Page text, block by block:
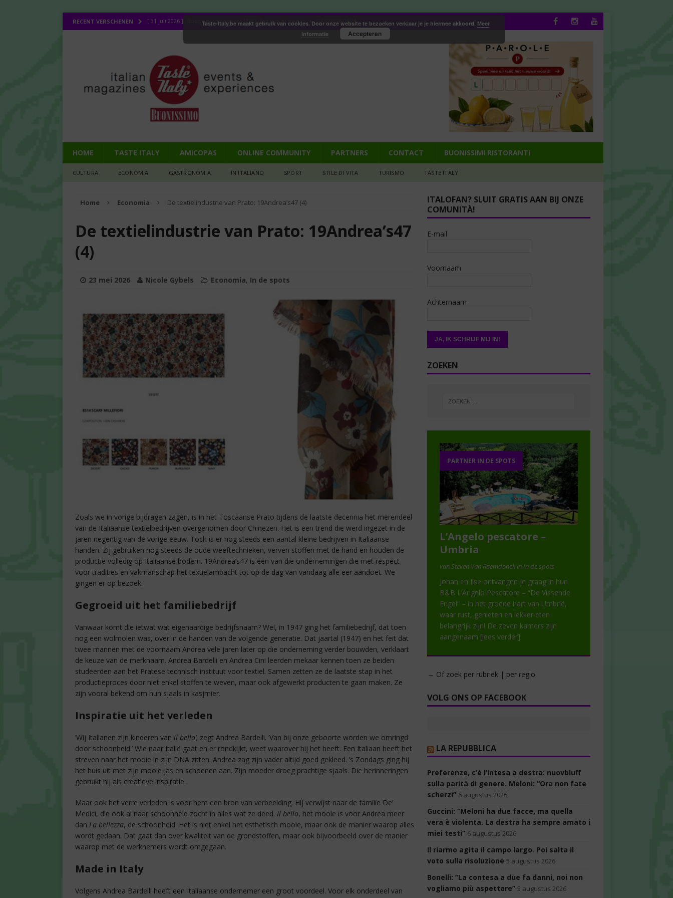
RECENT VERSCHENEN [ 31 juli 2026 ] Buonissimo appetito (158): Tagliata di manzo GASTRONOMIA
GASTRONOMIA
[ 30 juli 2026 ]
[ 27 juli 2026 ] Legendes uit het Valtellina (106): De Donna selvatica en de Steen van vruchtbaarheid
CULTURA
[ 1 augustus 2026 ]
HOME TASTE ITALY AMICOPAS ONLINE COMMUNITY PARTNERS CONTACT BUONISSIMI RISTORANTI
CULTURA ECONOMIA GASTRONOMIA IN ITALIANO SPORT STILE DI VITA TURISMO TASTE ITALY
Home Economia De textielindustrie van Prato: 19Andrea’s47 (4)
De textielindustrie van Prato: 19Andrea’s47
(4)
23 mei 2026 Nicole Gybels Economia, In de spots
Zoals we in vorige bijdragen zagen, is in het Toscaanse Prato tijdens de laatste decennia het merendeel
van de Italiaanse textielbedrijven overgenomen door Chinezen. Het is een trend die werd ingezet in de
jaren negentig van de vorige eeuw. Toch is er nog steeds een aantal kleine bedrijven in Italiaanse
handen. Zij gebruiken nog steeds de oude weeftechnieken, verven stoffen met de hand en houden de
productie volledig op Italiaanse bodem. 19Andrea’s47 is een van die ondernemingen die met respect
voor tradities en vakmanschap het textielambacht tot op de dag van vandaag alle eer aandoet. We
gingen er op bezoek.
Gegroeid uit het familiebedrijf
Vanwaar komt die ietwat wat eigenaardige bedrijfsnaam? Wel, in 1947 ging het familiebedrijf, dat toen
nog een wolmolen was, over in de handen van de volgende generatie. Dat jaartal (1947) en het feit dat
twee mannen met de voornaam Andrea vele jaren later op die onderneming verder bouwden, verklaart
de keuze van de merknaam. Andrea Bardelli en Andrea Cini leerden mekaar kennen toen ze beiden
studeerden aan het Pratese technisch instituut voor textiel. Samen zetten ze de laatste stap in het
productieproces door niet enkel stoffen te weven, maar ook afgewerkt producten te gaan maken. Ze
zijn vooral bekend om hun sjaals in kasjmier.
Inspiratie uit het verleden
‘Wij Italianen zijn kinderen van il bello’, zegt Andrea Bardelli. ‘Van bij onze geboorte worden we omringd
door schoonheid.’ Wie naar Italië gaat en er rondkijkt, weet waarover hij het heeft. Een Italiaan heeft het
streven naar het mooie in zijn DNA zitten. Andrea zag zijn vader altijd goed gekleed. ’s Zondags ging hij
het huis uit met zijn mooie jas en schoenen aan. Zijn moeder droeg prachtige sjaals. Die herinneringen
gebruikt hij als creatieve inspiratie.
Maar ook het verre verleden is voor hem een bron van verbeelding. Hij verwijst naar de familie De’
Medici, die ook al naar schoonheid zocht in alles wat ze deed. Il bello, het mooie is voor Andrea meer
dan La bellezza, de schoonheid. Het is niet enkel het esthetisch mooie, maar ook de manier waarop alles
wordt gedaan. Dat gaat dan over kwaliteit van de grondstoffen, maar ook bijvoorbeeld over de manier
waarop met de werknemers wordt omgegaan.
Made in Italy
Volgens Andrea Bardelli heeft een Italiaanse ondernemer een groot voordeel. Voor elk onderdeel van
ITALOFAN? SLUIT GRATIS AAN BIJ ONZE
COMUNITÀ!
E-mail
Voornaam
Achternaam
ZOEKEN
PARTNER IN DE SPOTS
L’Angelo pescatore –
Umbria
van Steven Van Raemdonck in In de spots
Johan en Ilse ontvangen je graag in hun
B&B L’Angelo Pescatore – “De Vissende
Engel“ – in het groene hart van Umbrië,
waar rust, genieten en lekker eten
belangrijk zijn! De zeven kamers zijn
aangenaam [lees verder]
→ Of zoek per rubriek | per regio
VOLG ONS OP FACEBOOK
LA REPUBBLICA
Preferenze, c’è l’intesa a destra: nuovbluff
sulla parità di genere. Meloni: “Ora non fate
scherzi” 6 augustus 2026
Guccini: “Meloni ha due facce, ma quella
vera è violenta. La destra ha sempre amato i
miei testi” 6 augustus 2026
Il riarmo agita il campo largo. Poi salta il
voto sulla risoluzione 5 augustus 2026
Bonelli: “La contesa a due fa danni, noi non
vogliamo più aspettare” 5 augustus 2026
Taste-Italy.be maakt gebruik van cookies. Door onze website te bezoeken verklaar je je hiermee akkoord. Meer
informatie
Accepteren